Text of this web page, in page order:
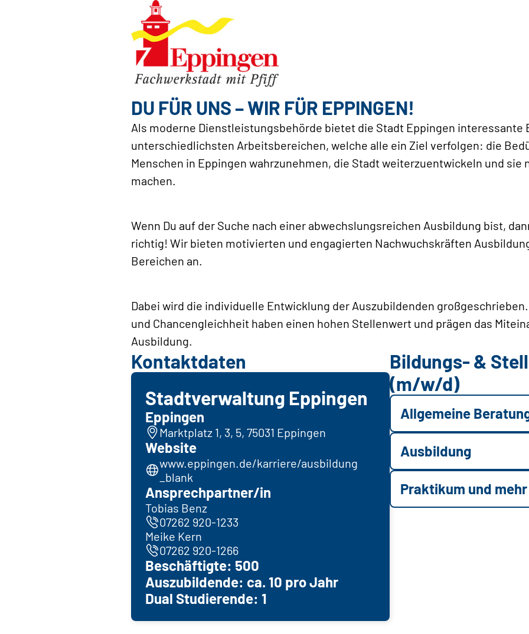
DU FÜR UNS – WIR FÜR EPPINGEN!
Als moderne Dienstleistungsbehörde bietet die Stadt Eppingen interessante
unterschiedlichsten Arbeitsbereichen, welche alle ein Ziel verfolgen: die
Menschen in Eppingen wahrzunehmen, die Stadt weiterzuentwickeln und sie
machen.
Wenn Du auf der Suche nach einer abwechslungsreichen Ausbildung bist,
richtig! Wir bieten motivierten und engagierten Nachwuchskräften
Bereichen an.
Dabei wird die individuelle Entwicklung der Auszubildenden
und Chancengleichheit haben einen hohen Stellenwert und prägen das
Ausbildung.
Kontaktdaten
Stadtverwaltung Eppingen
Eppingen
Marktplatz 1, 3, 5, 75031 Eppingen
Website
www.eppingen.de/karriere/ausbildung
_blank
Ansprechpartner/in
Tobias Benz
07262 920-1233
Meike Kern
07262 920-1266
Beschäftigte: 500
Auszubildende: ca. 10 pro Jahr
Dual Studierende: 1
Bildungs- &
(m/w/d)
Allgemeine
Ausbildung
Praktikum und mehr